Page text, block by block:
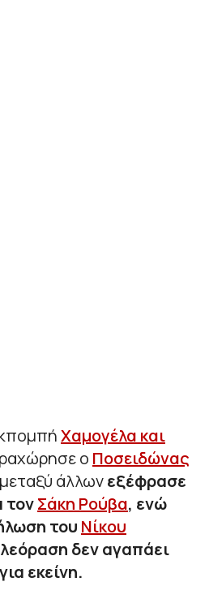
Χαμογέλα και
ο Ποσειδώνας
άλλωνεξέφρασε
τονΣάκη Ρούβα, ενώ
του Νίκου
δεν αγαπάει
εκείνη.